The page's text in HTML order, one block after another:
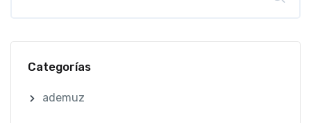
Categorías
ademuz